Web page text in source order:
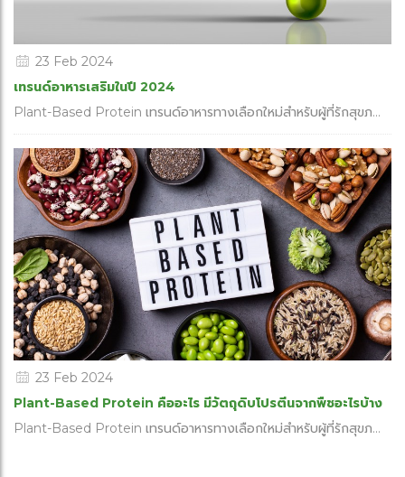
23 Feb 2024
เทรนด์อาหารเสริมในปี 2024
Plant-Based Protein เทรนด์อาหารทางเลือกใหม่สำหรับผู้ที่รักสุขภ...
23 Feb 2024
Plant-Based Protein คืออะไร มีวัตถุดิบโปรตีนจากพืชอะไรบ้าง
Plant-Based Protein เทรนด์อาหารทางเลือกใหม่สำหรับผู้ที่รักสุขภ...